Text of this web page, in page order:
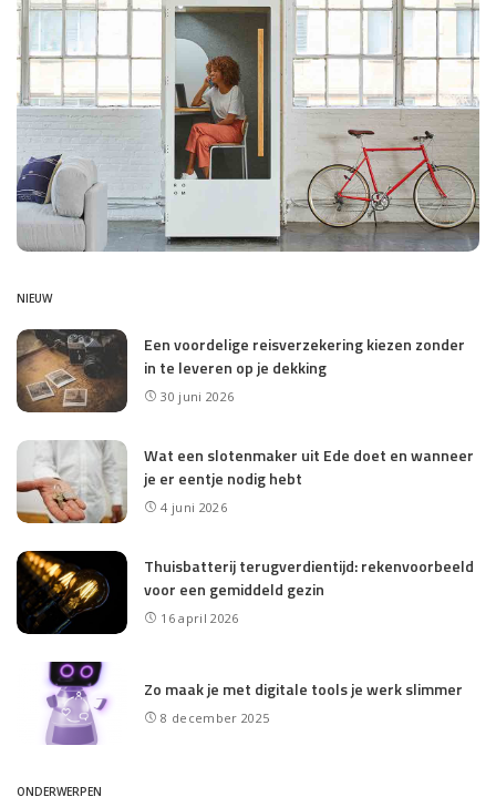
NIEUW
Een voordelige reisverzekering kiezen zonder
in te leveren op je dekking
30 juni 2026
Wat een slotenmaker uit Ede doet en wanneer
je er eentje nodig hebt
4 juni 2026
Thuisbatterij terugverdientijd: rekenvoorbeeld
voor een gemiddeld gezin
16 april 2026
Zo maak je met digitale tools je werk slimmer
8 december 2025
ONDERWERPEN